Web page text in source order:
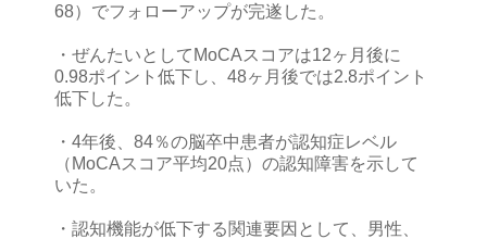
68）でフォローアップが完遂した。
・ぜんたいとしてMoCAスコアは12ヶ月後に
0.98ポイント低下し、48ヶ月後では2.8ポイント
低下した。
・4年後、84％の脳卒中患者が認知症レベル
（MoCAスコア平均20点）の認知障害を示して
いた。
・認知機能が低下する関連要因として、男性、